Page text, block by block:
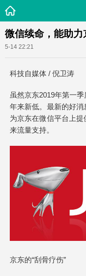
微信续命，能助
5-14 22:21
科技自媒体 / 倪卫涛
虽然京东2019年第一
年来新低。最新的好
为京东在微信平台上
来流量支持。
京东的“刮骨疗伤”